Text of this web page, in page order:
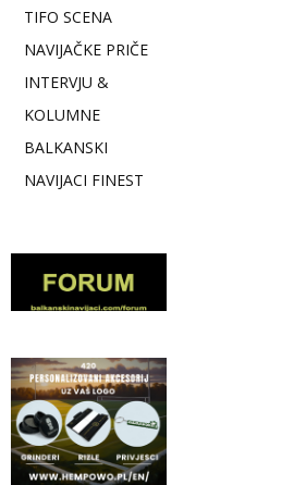
TIFO SCENA
NAVIJAČKE PRIČE
INTERVJU &
KOLUMNE
BALKANSKI
NAVIJACI FINEST